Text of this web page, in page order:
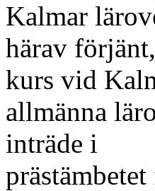
Kalmar
härav
kurs vid
allmänna
inträde i